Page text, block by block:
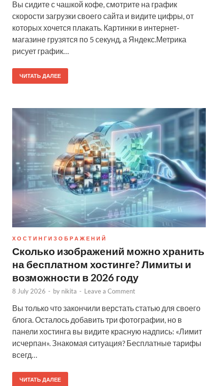
Вы сидите с чашкой кофе, смотрите на график
скорости загрузки своего сайта и видите цифры, от
которых хочется плакать. Картинки в интернет-
магазине грузятся по 5 секунд, а Яндекс.Метрика
рисует график…
ЧИТАТЬ ДАЛЕЕ
Х О С Т И Н Г И З О Б Р А Ж Е Н И Й
Сколько изображений можно хранить
на бесплатном хостинге? Лимиты и
возможности в 2026 году
8 July 2026 - by nikita - Leave a Comment
Вы только что закончили верстать статью для своего
блога. Осталось добавить три фотографии, но в
панели хостинга вы видите красную надпись: «Лимит
исчерпан». Знакомая ситуация? Бесплатные тарифы
всегд…
ЧИТАТЬ ДАЛЕЕ